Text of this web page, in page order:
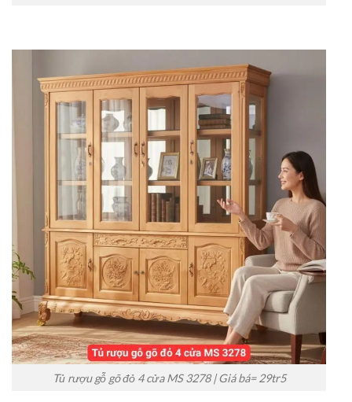
Tủ rượu gỗ gõ đỏ 4 cửa MS 3278 | Giá bá= 29tr5